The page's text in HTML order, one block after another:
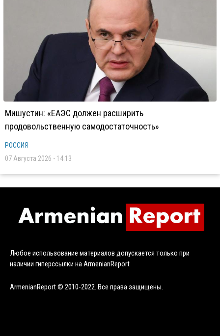
Мишустин: «ЕАЭС должен расширить
продовольственную самодостаточность»
РОССИЯ
07 Августа 2026 - 14:13
Любое использование материалов допускается только при
наличии гиперссылки на ArmenianReport
ArmenianReport © 2010-2022. Все права защищены.